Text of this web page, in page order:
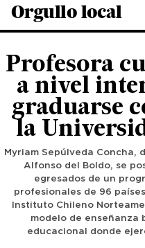
Orgullo local
Profesora
a nivel
graduarse
la
Myriam Sepúlveda Concha,
Alfonso del Boldo, se
egresados de un
profesionales de 96
Instituto Chileno
modelo de enseñanza
educacional donde